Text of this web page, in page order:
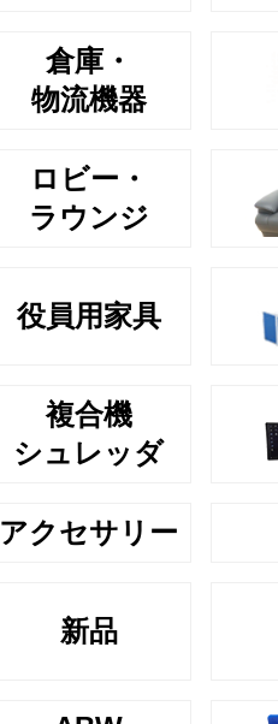
倉庫・
物流機器
ロビー・
ラウンジ
役員用家具
複合機
シュレッダ
アクセサリー
新品